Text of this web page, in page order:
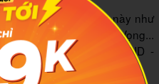
sản của vùng đất này như
nem rán, chả cá Lã Vọng...
mức giá tầm 45.000 VND -